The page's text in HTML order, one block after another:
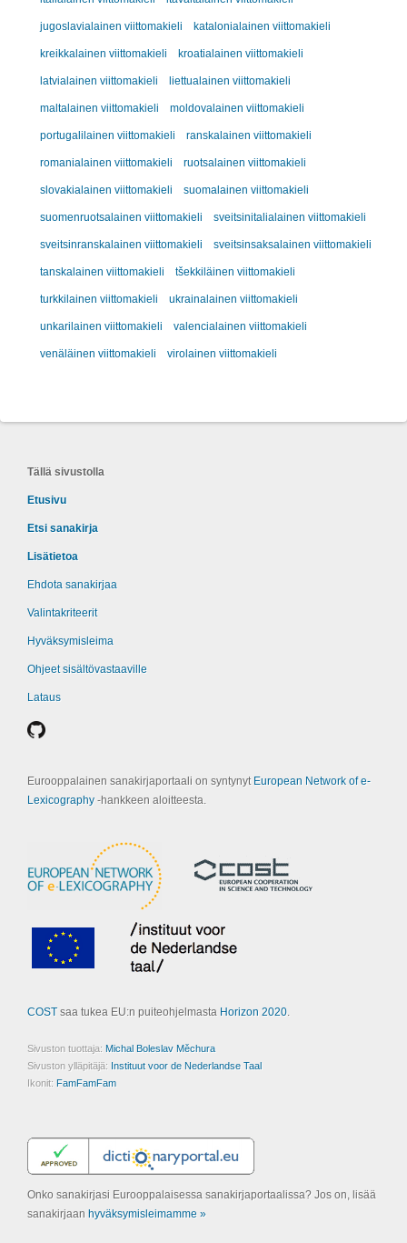
jugoslavialainen viittomakieli katalonialainen viittomakieli
kreikkalainen viittomakieli kroatialainen viittomakieli
latvialainen viittomakieli liettualainen viittomakieli
maltalainen viittomakieli moldovalainen viittomakieli
portugalilainen viittomakieli ranskalainen viittomakieli
romanialainen viittomakieli ruotsalainen viittomakieli
slovakialainen viittomakieli suomalainen viittomakieli
suomenruotsalainen viittomakieli sveitsinitalialainen viittomakieli
sveitsinranskalainen viittomakieli sveitsinsaksalainen viittomakieli
tanskalainen viittomakieli tšekkiläinen viittomakieli
turkkilainen viittomakieli ukrainalainen viittomakieli
unkarilainen viittomakieli valencialainen viittomakieli
venäläinen viittomakieli virolainen viittomakieli
Tällä sivustolla
Etusivu
Etsi sanakirja
Lisätietoa
Ehdota sanakirjaa
Valintakriteerit
Hyväksymisleima
Ohjeet sisältövastaaville
Lataus
Eurooppalainen sanakirjaportaali on syntynyt European Network of e-
Lexicography ‑hankkeen aloitteesta.
COSTsaa tukea EU:n puiteohjelmasta Horizon 2020.
Sivuston tuottaja: Michal Boleslav Měchura
Sivuston ylläpitäjä: Instituut voor de Nederlandse Taal
Ikonit: FamFamFam
Onko sanakirjasi Eurooppalaisessa sanakirjaportaalissa? Jos on, lisää
sanakirjaan hyväksymisleimamme »